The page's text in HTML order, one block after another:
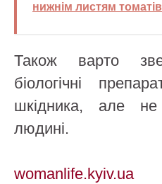
нижнім листям
Також варто
біологічні
шкідника, але
людині.
womanlife.kyiv.ua